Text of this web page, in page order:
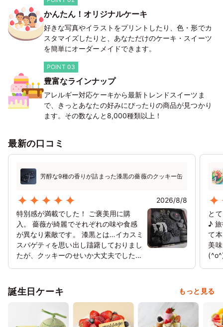
かんたん！オリジナルケーキ
好きな写真やイラストをプリントしたり、色・形でカ
スタマイズしたりと、あなただけのケーキ・スイーツ
を簡単にオーダーメイドできます。
POINT 03
豊富なラインナップ
アレルギー対応ケーキから最新トレンドスイーツま
で、きっとあなたの好みにぴったりの商品が見つかり
ます。その数なんと8,000種類以上！
最新の口コミ
芳醇な9種の香りが詰まった漆黒の薔薇のクッキー缶
2026/8/8
特別感が満載でした！ ご褒美用に購
入。 薔薇が綺麗でそれぞれの味や食感
が異なり素敵です。 漆黒とは…イカスミ
スパゲティを思い出し躊躇しておりまし
たが、クッキーのせいか大丈夫でした
と
♪ 旅
て
美
誕生日ケーキ もっと見る